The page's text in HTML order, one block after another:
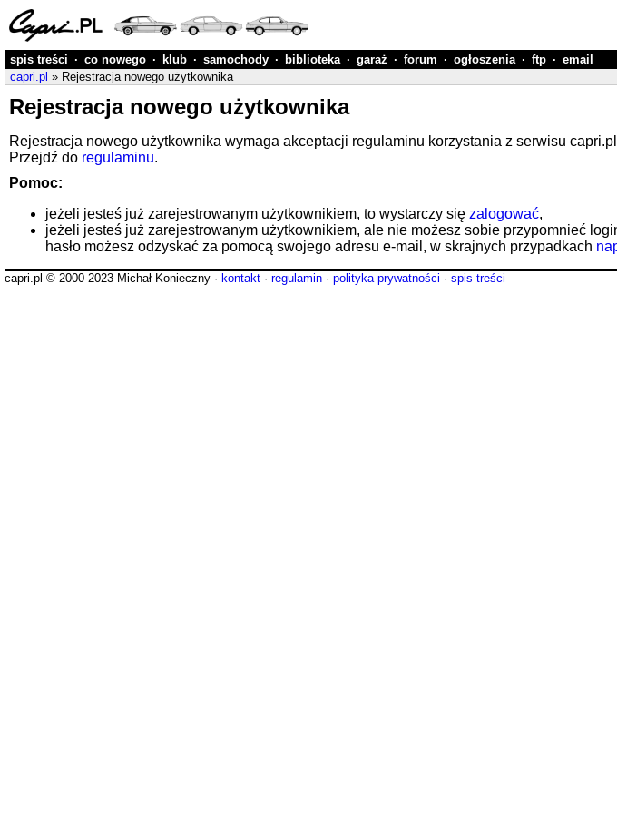
spis treści · co nowego · klub · samochody · biblioteka · garaż · forum · ogłoszenia · ftp · email
capri.pl » Rejestracja nowego użytkownika
Rejestracja nowego użytkownika
Rejestracja nowego użytkownika wymaga akceptacji regulaminu korzystania z serwisu
Przejdź do regulaminu.
Pomoc:
jeżeli jesteś już zarejestrowanym użytkownikiem, to wystarczy się zalogować,
jeżeli jesteś już zarejestrowanym użytkownikiem, ale nie możesz sobie przypomnieć
hasło możesz odzyskać za pomocą swojego adresu e-mail, w skrajnych przypadkach
capri.pl © 2000-2023 Michał Konieczny · kontakt · regulamin · polityka prywatności · spis treści